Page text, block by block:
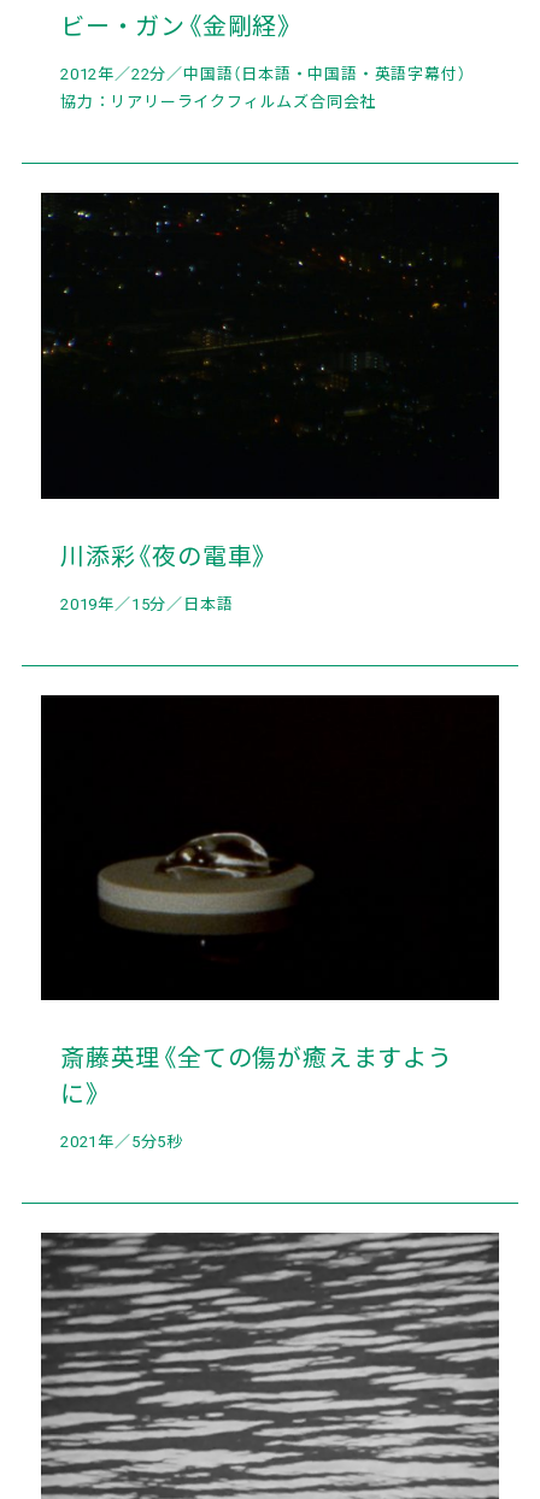
ビー・ガン《金剛経》
2012年／22分／中国語（日本語・中国語・英語字幕付）
協力：リアリーライクフィルムズ合同会社
川添彩《夜の電車》
2019年／15分／日本語
斎藤英理《全ての傷が癒えますよう
に》
2021年／5分5秒